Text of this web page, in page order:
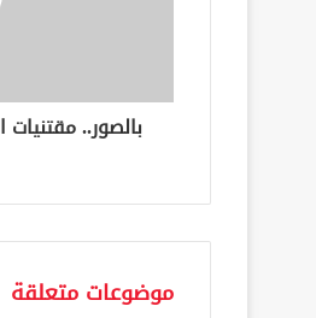
ن
بالصور..
موضوعات متعلقة